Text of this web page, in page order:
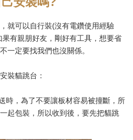
就可以自行裝(沒有電鑽使用經驗
有親朋好友，剛好有工具，想要省
一定要找我們也沒關係。
裝貓跳台：
時，為了不要讓板材容易被撞斷，所
起包裝，所以收到後，要先把貓跳